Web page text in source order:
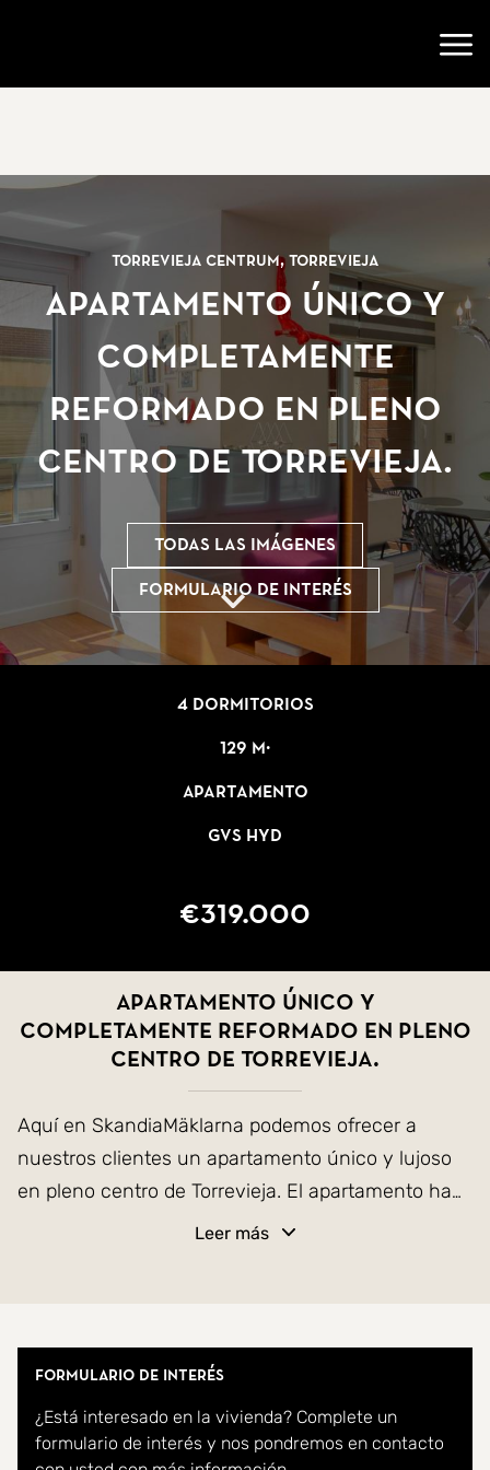
Abrir
Torrevieja Centrum, Torrevieja
Apartamento único y
completamente
reformado en pleno
centro de Torrevieja.
Todas las imágenes
Formulario de interés
4 dormitorios
129 m²
Apartamento
GVS HYD
€319.000
Apartamento único y
completamente reformado en pleno
centro de Torrevieja.
Aquí en SkandiaMäklarna podemos ofrecer a
nuestros clientes un apartamento único y lujoso
en pleno centro de Torrevieja. El apartamento ha
sido completamente renovado y parece casi una
utiliza como dormitorio con baño en suite. Para
aquellos que necesitan más dormitorios, existe
una forma sencilla de restaurar las habitaciones.
El apartamento tiene dos baños. En el otro
Leer más
Formulario de interés
¿Está interesado en la vivienda? Complete un
formulario de interés y nos pondremos en contacto